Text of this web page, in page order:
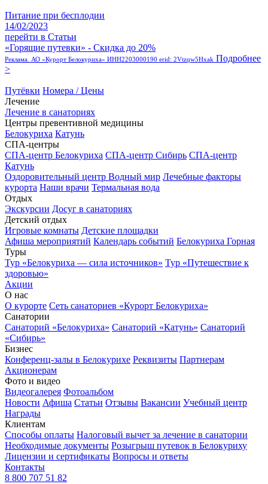
Питание при бесплодии
14/02/2023
перейти в Статьи
«Горящие путевки» - Скидка до 20%
Реклама. АО «Курорт Белокуриха» ИНН2203000190 erid: 2Vtzqw5Hxak Подробнее
>
Путёвки Номера / Цены
Лечение
Лечение в санаториях
Центры превентивной медицины
Белокуриха Катунь
СПА-центры
СПА-центр Белокуриха СПА-центр Сибирь СПА-центр
Катунь
Оздоровительный центр Водный мир Лечебные факторы
курорта Наши врачи Термальная вода
Отдых
Экскурсии Досуг в санаториях
Детский отдых
Игровые комнаты Детские площадки
Афиша мероприятий Календарь событий Белокуриха Горная
Туры
Тур «Белокуриха — сила источников» Тур «Путешествие к
здоровью»
Акции
О нас
О курорте Сеть санаториев «Курорт Белокуриха»
Санатории
Санаторий «Белокуриха» Санаторий «Катунь» Санаторий
«Сибирь»
Бизнес
Конференц-залы в Белокурихе Реквизиты Партнерам
Акционерам
Фото и видео
Видеогалерея Фотоальбом
Новости Афиша Статьи Отзывы Вакансии Учебный центр
Награды
Клиентам
Способы оплаты Налоговый вычет за лечение в санатории
Необходимые документы Розыгрыш путевок в Белокуриху
Лицензии и сертификаты Вопросы и ответы
Контакты
8 800 707 51 82